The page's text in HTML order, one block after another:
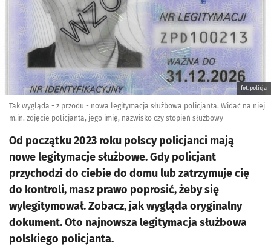
fot. policja
Tak wygląda - z przodu - nowa legitymacja służbowa policjanta. Widać na niej
m.in. zdjęcie policjanta, jego imię, nazwisko czy stopień służbowy
Od początku 2023 roku polscy policjanci mają
nowe legitymacje służbowe. Gdy policjant
przychodzi do ciebie do domu lub zatrzymuje cię
do kontroli, masz prawo poprosić, żeby się
wylegitymował. Zobacz, jak wygląda oryginalny
dokument. Oto najnowsza legitymacja służbowa
polskiego policjanta.